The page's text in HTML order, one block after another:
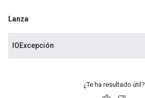
Lanza
IOExcepción
¿Te ha resultado útil?